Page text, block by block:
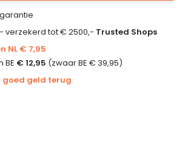
garantie
verzekerd tot € 2500,- Trusted Shops
NL € 7,95
BE € 12,95 (zwaar BE € 39,95)
goed geld terug